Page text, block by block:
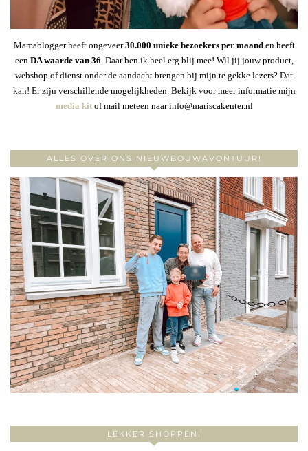
Mamablogger heeft ongeveer30.000 unieke bezoekers per maanden heeft
een DA waarde van 36. Daar ben ik heel erg blij mee! Wil jij jouw product,
webshop of dienst onder de aandacht brengen bij mijn te gekke lezers? Dat
kan! Er zijn verschillende mogelijkheden. Bekijk voor meer informatie mijn
media kitof mail meteen naar info@mariscakenter.nl
ALLES OVER ONS NIEUWBOUWAVONTUUR!
LEKKER SHOPPEN!